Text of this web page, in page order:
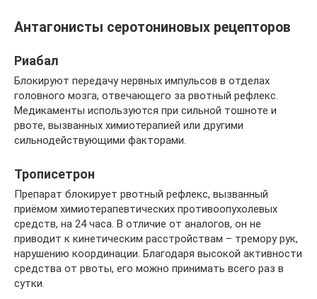
Антагонисты серотониновых рецепторов
Риабал
Блокируют передачу нервных импульсов в отделах
головного мозга, отвечающего за рвотный рефлекс.
Медикаменты используются при сильной тошноте и
рвоте, вызванных химиотерапией или другими
сильнодействующими факторами.
Трописетрон
Препарат блокирует рвотный рефлекс, вызванный
приёмом химиотерапевтических противоопухолевых
средств, на 24 часа. В отличие от аналогов, он не
приводит к кинетическим расстройствам – тремору рук,
нарушению координации. Благодаря высокой активности
средства от рвоты, его можно принимать всего раз в
сутки.